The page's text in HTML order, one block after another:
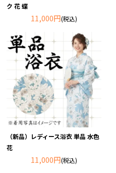
ク 花 蝶
11,000円(税込)
（新品）レディース浴衣 単品 水色
花
11,000円(税込)